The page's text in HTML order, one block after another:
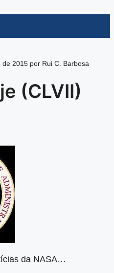
2015 por Rui C. Barbosa
(CLVII)
da NASA…